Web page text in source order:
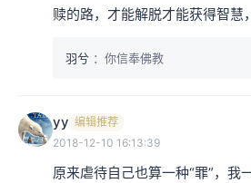
赎的路，才能解脱才能获得智慧
羽兮 ：你信奉佛教
yy 编辑推荐
2018-12-10 16:13:39
原来虐待自己也算一种“罪”，我